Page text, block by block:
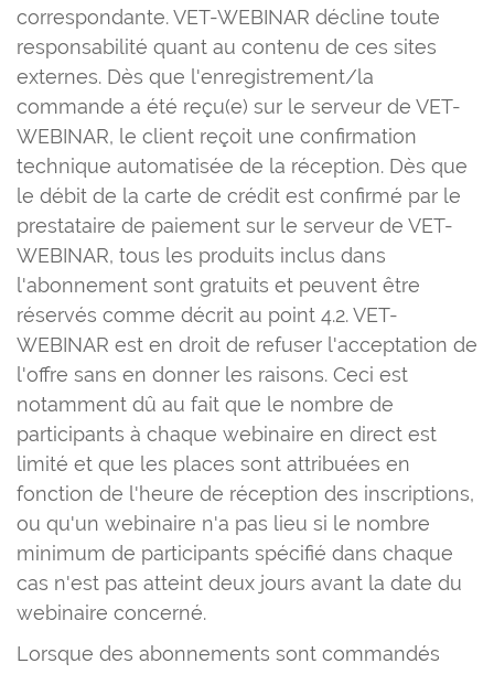
correspondante. VET-WEBINAR décline toute
responsabilité quant au contenu de ces sites
externes. Dès que l'enregistrement/la
commande a été reçu(e) sur le serveur de VET-
WEBINAR, le client reçoit une confirmation
technique automatisée de la réception. Dès que
le débit de la carte de crédit est confirmé par le
prestataire de paiement sur le serveur de VET-
WEBINAR, tous les produits inclus dans
l'abonnement sont gratuits et peuvent être
réservés comme décrit au point 4.2. VET-
WEBINAR est en droit de refuser l'acceptation de
l'offre sans en donner les raisons. Ceci est
notamment dû au fait que le nombre de
participants à chaque webinaire en direct est
limité et que les places sont attribuées en
fonction de l'heure de réception des inscriptions,
ou qu'un webinaire n'a pas lieu si le nombre
minimum de participants spécifié dans chaque
cas n'est pas atteint deux jours avant la date du
webinaire concerné.
Lorsque des abonnements sont commandés